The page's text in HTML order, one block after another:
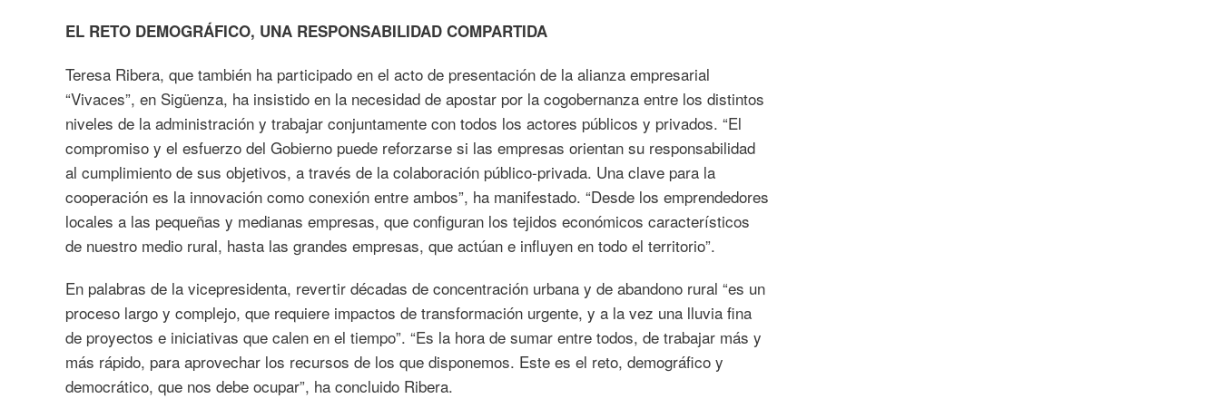
EL RETO DEMOGRÁFICO, UNA RESPONSABILIDAD COMPARTIDA
Teresa Ribera, que también ha participado en el acto de presentación de la alianza empresarial
“Vivaces”, en Sigüenza, ha insistido en la necesidad de apostar por la cogobernanza entre los distintos
niveles de la administración y trabajar conjuntamente con todos los actores públicos y privados. “El
compromiso y el esfuerzo del Gobierno puede reforzarse si las empresas orientan su responsabilidad
al cumplimiento de sus objetivos, a través de la colaboración público-privada. Una clave para la
cooperación es la innovación como conexión entre ambos”, ha manifestado. “Desde los emprendedores
locales a las pequeñas y medianas empresas, que configuran los tejidos económicos característicos
de nuestro medio rural, hasta las grandes empresas, que actúan e influyen en todo el territorio”.
En palabras de la vicepresidenta, revertir décadas de concentración urbana y de abandono rural “es un
proceso largo y complejo, que requiere impactos de transformación urgente, y a la vez una lluvia fina
de proyectos e iniciativas que calen en el tiempo”. “Es la hora de sumar entre todos, de trabajar más y
más rápido, para aprovechar los recursos de los que disponemos. Este es el reto, demográfico y
democrático, que nos debe ocupar”, ha concluido Ribera.